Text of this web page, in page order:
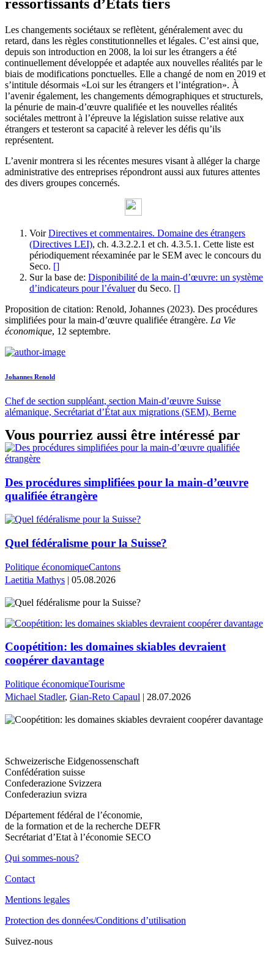
ressortissants d’États tiers
Les changements sociétaux se reflètent, généralement avec du
retard, dans les règles constitutionnelles et légales. C’est ainsi que,
depuis son introduction en 2008, la loi sur les étrangers a été
continuellement développée et adaptée aux nouvelles réalités par le
biais de modifications ponctuelles. Elle a changé de nom en 2019 et
s’intitule désormais «Loi sur les étrangers et l’intégration». À
l’avenir également, les changements démographiques et structurels,
la pénurie de main-d’œuvre qualifiée et les nouvelles réalités
sociétales mettront à l’épreuve la législation suisse relative aux
étrangers et testeront sa capacité à relever les défis qu’ils
représentent.
L’avenir montrera si les récentes mesures visant à alléger la charge
administrative des entreprises répondront aussi aux futures attentes
des divers groupes concernés.
VoirDirectives et commentaires. Domaine des étrangers
(Directives LEI), ch. 4.3.2.2.1 et ch. 4.3.5.1. Cette liste est
périodiquement réexaminée par le SEM avec le concours du
Seco. []
Sur la base de: Disponibilité de la main-d’œuvre: un système
d’indicateurs pour l’évaluerdu Seco. []
Proposition de citation: Renold, Johannes (2023). Des procédures
simplifiées pour la main-d’œuvre qualifiée étrangère. La Vie
économique, 12 septembre.
Johannes Renold
Chef de section suppléant, section Main-d’œuvre Suisse
alémanique, Secrétariat d’État aux migrations (SEM), Berne
Vous pourriez aussi être intéressé par
Des procédures simplifiées pour la main-d’œuvre
qualifiée étrangère
Quel fédéralisme pour la Suisse?
Politique économiqueCantons
Laetitia Mathys | 05.08.2026
Coopétition: les domaines skiables devraient
coopérer davantage
Politique économiqueTourisme
Michael Stadler, Gian-Reto Capaul | 28.07.2026
Schweizerische Eidgenossenschaft
Confédération suisse
Confederazione Svizzera
Confederaziun svizra
Département fédéral de l’économie,
de la formation et de la recherche DEFR
Secrétariat d’Etat à l’économie SECO
Qui sommes-nous?
Contact
Mentions legales
Protection des données/Conditions d’utilisation
Suivez-nous